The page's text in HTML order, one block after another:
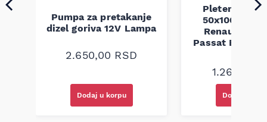
Pumpa za pretakanje
dizel goriva 12V Lampa
2.650,00 RSD
Dodaj u korpu
Pletenica
50x100 Audi
Renault
Passat B5
1.260,00
Dodaj u